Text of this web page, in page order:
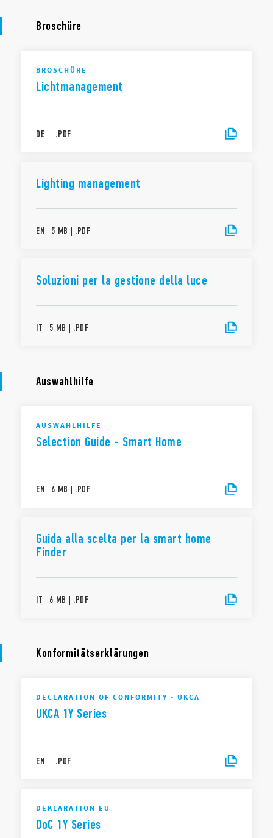
Broschüre
BROSCHÜRE
Lichtmanagement
DE | | .PDF
Lighting management
EN | 5 MB | .PDF
Soluzioni per la gestione della luce
IT | 5 MB | .PDF
Auswahlhilfe
AUSWAHLHILFE
Selection Guide - Smart Home
EN | 6 MB | .PDF
Guida alla scelta per la smart home
Finder
IT | 6 MB | .PDF
Konformitätserklärungen
DECLARATION OF CONFORMITY - UKCA
UKCA 1Y Series
EN | | .PDF
DEKLARATION EU
DoC 1Y Series